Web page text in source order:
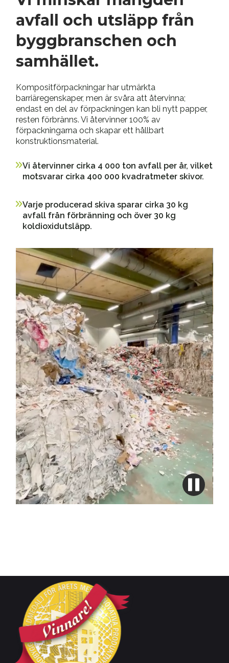
avfall och utsläpp från
byggbranschen och
samhället.
Kompositförpackningar har utmärkta
barriäregenskaper, men är svåra att återvinna;
endast en del av förpackningen kan bli nytt papper,
resten förbränns. Vi återvinner 100% av
förpackningarna och skapar ett hållbart
konstruktionsmaterial.
Vi återvinner cirka 4 000 ton avfall per år, vilket
motsvarar cirka 400 000 kvadratmeter skivor.
Varje producerad skiva sparar cirka 30 kg
avfall från förbränning och över 30 kg
koldioxidutsläpp.